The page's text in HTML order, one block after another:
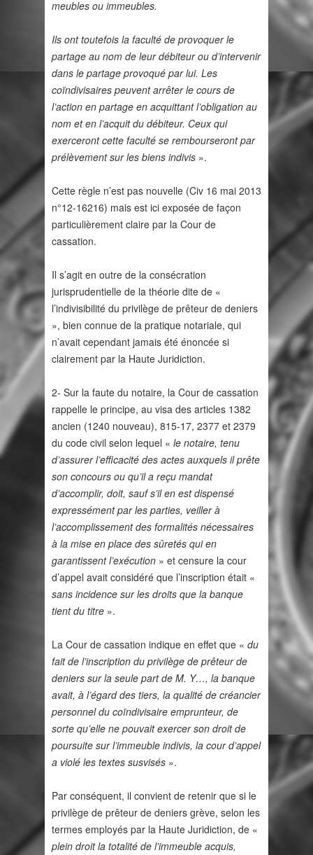
meubles ou immeubles.
Ils ont toutefois la faculté de provoquer le
partage au nom de leur débiteur ou d’intervenir
dans le partage provoqué par lui. Les
coïndivisaires peuvent arrêter le cours de
l’action en partage en acquittant l’obligation au
nom et en l’acquit du débiteur. Ceux qui
exerceront cette faculté se rembourseront par
prélèvement sur les biens indivis ».
Cette règle n’est pas nouvelle (Civ 16 mai 2013
n°12-16216) mais est ici exposée de façon
particulièrement claire par la Cour de
cassation.
Il s’agit en outre de la consécration
jurisprudentielle de la théorie dite de «
l’indivisibilité du privilège de prêteur de deniers
», bien connue de la pratique notariale, qui
n’avait cependant jamais été énoncée si
clairement par la Haute Juridiction.
2- Sur la faute du notaire, la Cour de cassation
rappelle le principe, au visa des articles 1382
ancien (1240 nouveau), 815-17, 2377 et 2379
du code civil selon lequel « le notaire, tenu
d’assurer l’efficacité des actes auxquels il prête
son concours ou qu’il a reçu mandat
d’accomplir, doit, sauf s’il en est dispensé
expressément par les parties, veiller à
l’accomplissement des formalités nécessaires
à la mise en place des sûretés qui en
garantissent l’exécution » et censure la cour
d’appel avait considéré que l’inscription était «
sans incidence sur les droits que la banque
tient du titre ».
La Cour de cassation indique en effet que « du
fait de l’inscription du privilège de prêteur de
deniers sur la seule part de M. Y…, la banque
avait, à l’égard des tiers, la qualité de créancier
personnel du coïndivisaire emprunteur, de
sorte qu’elle ne pouvait exercer son droit de
poursuite sur l’immeuble indivis, la cour d’appel
a violé les textes susvisés ».
Par conséquent, il convient de retenir que si le
privilège de prêteur de deniers grève, selon les
termes employés par la Haute Juridiction, de «
plein droit la totalité de l’immeuble acquis,